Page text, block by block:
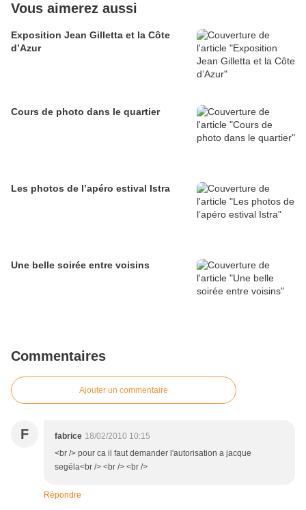
Vous aimerez aussi
Exposition Jean Gilletta et la Côte
d’Azur
Cours de photo dans le quartier
Les photos de l’apéro estival Istra
Une belle soirée entre voisins
Commentaires
Ajouter un commentaire
F fabrice 18/02/2010 10:15
<br /> pour ca il faut demander l'autorisation a jacque
segéla<br /> <br /> <br />
Répondre